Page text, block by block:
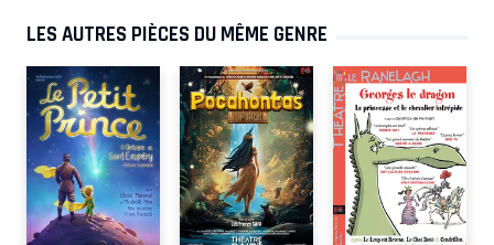
LES AUTRES PIÈCES DU MÊME GENRE